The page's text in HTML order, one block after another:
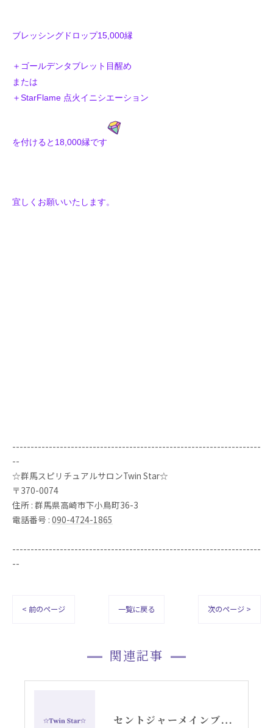
ブレッシングドロップ15,000縁
＋ゴールデンタブレット目醒め
または
＋StarFlame 点火イニシエーション
を付けると18,000縁です
宜しくお願いいたします。
--------------------------------------------------------------------
--
☆群馬スピリチュアルサロンTwin Star☆
〒370-0074
住所 : 群馬県高崎市下小鳥町36-3
電話番号 : 090-4724-1865
--------------------------------------------------------------------
--
< 前のページ 一覧に戻る 次のページ >
関連記事
セントジャーメインブレッシングカードGSVFグリッド